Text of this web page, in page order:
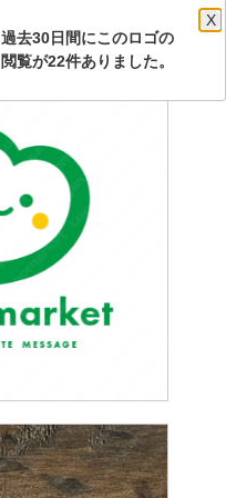
過去30日間にこのロゴの
X
閲覧が22件ありました。